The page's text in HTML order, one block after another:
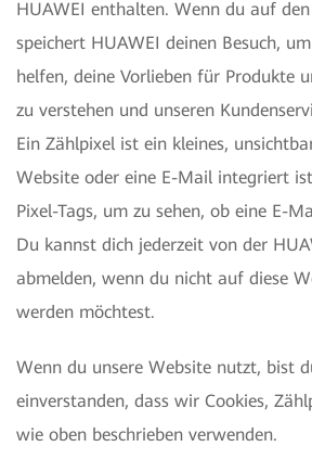
HUAWEI enthalten. Wenn du auf
speichert HUAWEI deinen Besuch,
helfen, deine Vorlieben für Produkte
zu verstehen und unseren
Ein Zählpixel ist ein kleines,
Website oder eine E-Mail integriert
Pixel-Tags, um zu sehen, ob eine E-
Du kannst dich jederzeit von der
abmelden, wenn du nicht auf diese
werden möchtest.
Wenn du unsere Website nutzt, bist
einverstanden, dass wir Cookies,
wie oben beschrieben verwenden.